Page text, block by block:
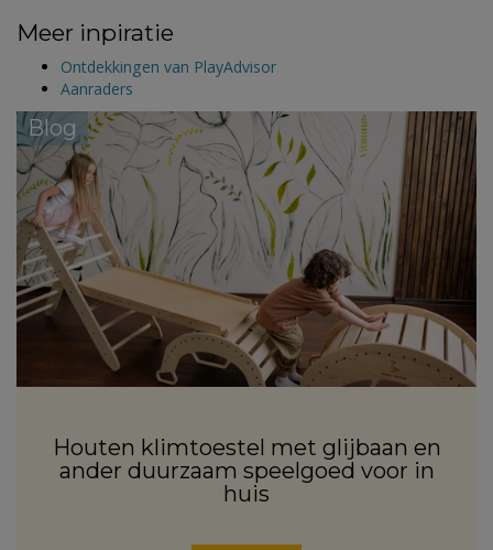
Meer inpiratie
Ontdekkingen van PlayAdvisor
Aanraders
Blog
Houten klimtoestel met glijbaan en
ander duurzaam speelgoed voor in
huis